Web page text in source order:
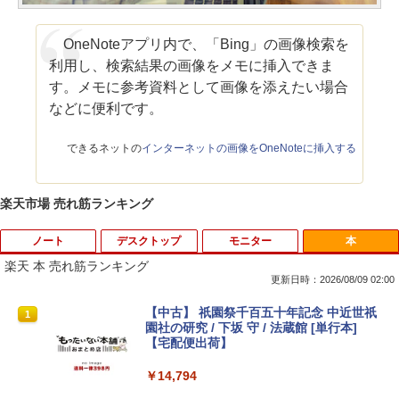
OneNoteアプリ内で、「Bing」の画像検索を
利用し、検索結果の画像をメモに挿入できま
す。メモに参考資料として画像を添えたい場合
などに便利です。
できるネットのインターネットの画像をOneNoteに挿入する
楽天市場 売れ筋ランキング
ノート
1
中古ノートパソコン インテル Celeron C
ore i5 Windows11 Pro Office 2024付き
メモリ4GB/8GB/16GB選択可 SSD128G
在宅勤務 学生向け 初期設定不要 店長お
デスクトップ モニター
1
WACOM 液晶ペンタブレット DTK-2451/
G0 wacom ワコム 液晶 液タブ タブ タブ
レット フルhd
￥6,500
本
楽天 本 売れ筋ランキング
更新日時：2026/08/09 02:00
1
【中古】 祇園祭千百五十年記念 中近世祇
園社の研究 / 下坂 守 / 法蔵館 [単行本]
【宅配便出荷】
￥14,794